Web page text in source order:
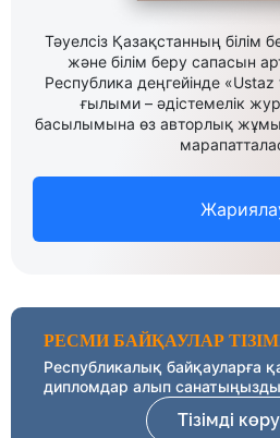
Тәуелсіз Қазақстанның білім
және білім беру сапасын
Республика деңгейінде
ғылыми – әдістемелік
басылымына өз авторлық
РЕСМИ БАЙҚАУЛАР
Республикалық байқауларға
дипломдар алып санатыңызды
Тізімді көру